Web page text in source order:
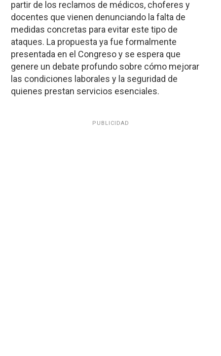
partir de los reclamos de médicos, choferes y
docentes que vienen denunciando la falta de
medidas concretas para evitar este tipo de
ataques. La propuesta ya fue formalmente
presentada en el Congreso y se espera que
genere un debate profundo sobre cómo mejorar
las condiciones laborales y la seguridad de
quienes prestan servicios esenciales.
PUBLICIDAD